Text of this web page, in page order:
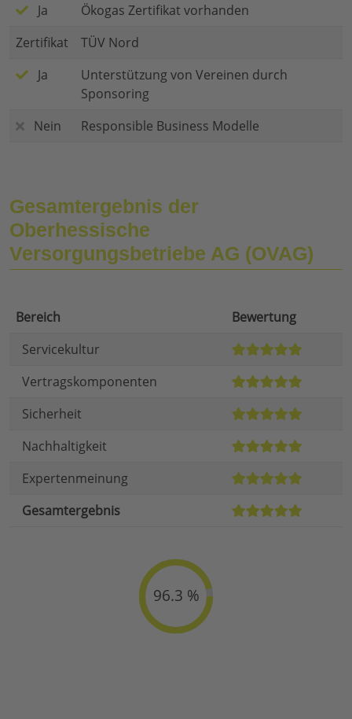
Ja
Ökogas Zertifikat vorhanden
Zertifikat
TÜV Nord
Ja
Unterstützung von Vereinen durch
Sponsoring
Nein
Responsible Business Modelle
Gesamtergebnis der
Oberhessische
Versorgungsbetriebe AG (OVAG)
Bereich
Bewertung
Servicekultur
Vertragskomponenten
Sicherheit
Nachhaltigkeit
Expertenmeinung
Gesamtergebnis
96.3 %